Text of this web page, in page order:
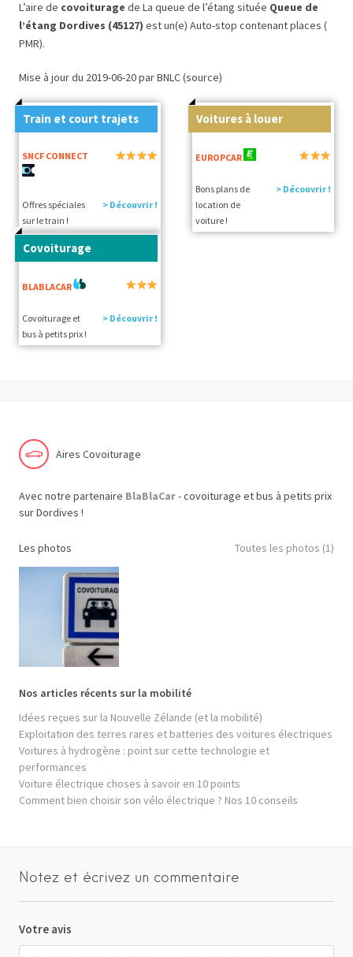
L’aire de covoiturage de La queue de l’étang située Queue de
l’étang Dordives (45127) est un(e) Auto-stop contenant places (
PMR).
Mise à jour du 2019-06-20 par BNLC (source)
Train et court trajets
SNCF CONNECT
Offres spéciales
sur le train !
> Découvrir !
Voitures à louer
EUROPCAR
Bons plans de
location de
voiture !
> Découvrir !
Covoiturage
BLABLACAR
Covoiturage et
bus à petits prix !
> Découvrir !
Aires Covoiturage
Avec notre partenaire BlaBlaCar- covoiturage et bus à petits prix
sur Dordives !
Les photos Toutes les photos (1)
Nos articles récents sur la mobilité
Idées reçues sur la Nouvelle Zélande (et la mobilité)
Exploitation des terres rares et batteries des voitures électriques
Voitures à hydrogène : point sur cette technologie et
performances
Voiture électrique choses à savoir en 10 points
Comment bien choisir son vélo électrique ? Nos 10 conseils
Notez et écrivez un commentaire
Votre avis